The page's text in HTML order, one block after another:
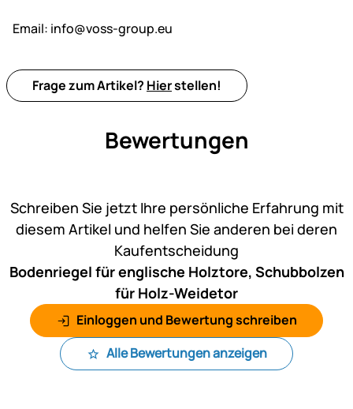
Email: info@voss-group.eu
Frage zum Artikel? Hierstellen!
Bewertungen
Schreiben Sie jetzt Ihre persönliche Erfahrung mit
diesem Artikel und helfen Sie anderen bei deren
Kaufentscheidung
Bodenriegel für englische Holztore, Schubbolzen
für Holz-Weidetor
Einloggen und Bewertung schreiben
Alle Bewertungen anzeigen